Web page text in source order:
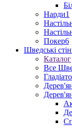
Нарди1
Покер6
Шведські
Каталог
Все